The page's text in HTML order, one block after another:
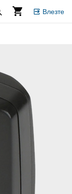
Влезте